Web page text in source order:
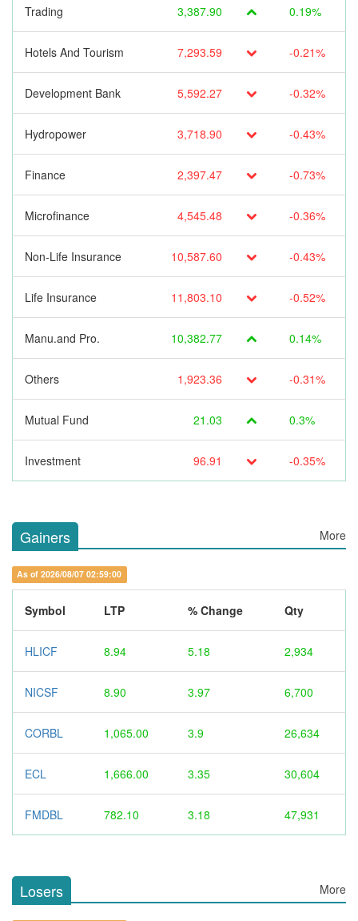
Trading 3,387.90 0.19%
Hotels And Tourism 7,293.59 -0.21%
Development Bank 5,592.27 -0.32%
Hydropower 3,718.90 -0.43%
Finance 2,397.47 -0.73%
Microfinance 4,545.48 -0.36%
Non-Life Insurance 10,587.60 -0.43%
Life Insurance 11,803.10 -0.52%
Manu.and Pro. 10,382.77 0.14%
Others 1,923.36 -0.31%
Mutual Fund 21.03 0.3%
Investment 96.91 -0.35%
Gainers More
As of 2026/08/07 02:59:00
Symbol LTP % Change Qty
HLICF 8.94 5.18 2,934
NICSF 8.90 3.97 6,700
CORBL 1,065.00 3.9 26,634
ECL 1,666.00 3.35 30,604
FMDBL 782.10 3.18 47,931
Losers More